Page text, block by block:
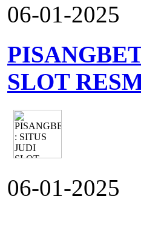
06-01-2025
SLOT
06-01-2025